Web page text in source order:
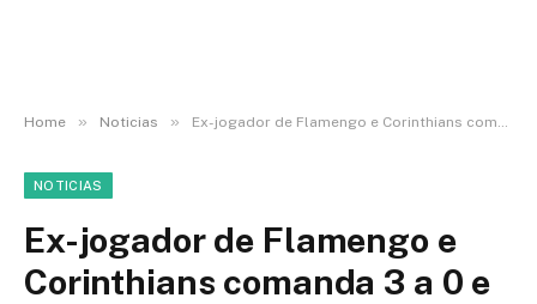
Home » Noticias » Ex-jogador de Flamengo e Corinthians comanda 3 a 0 e eclipsa Messi no Inter Miami
NOTICIAS
Ex-jogador de Flamengo e
Corinthians comanda 3 a 0 e